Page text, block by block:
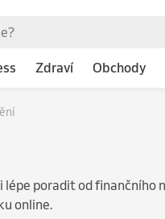
Zdraví Obchody
lépe poradit od finančního
online.